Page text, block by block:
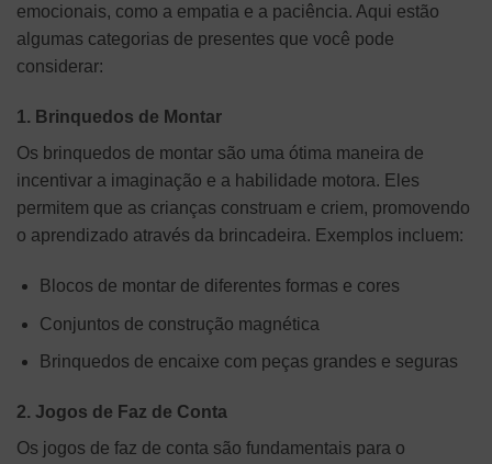
emocionais, como a empatia e a paciência. Aqui estão
algumas categorias de presentes que você pode
considerar:
1. Brinquedos de Montar
Os brinquedos de montar são uma ótima maneira de
incentivar a imaginação e a habilidade motora. Eles
permitem que as crianças construam e criem, promovendo
o aprendizado através da brincadeira. Exemplos incluem:
Blocos de montar de diferentes formas e cores
Conjuntos de construção magnética
Brinquedos de encaixe com peças grandes e seguras
2. Jogos de Faz de Conta
Os jogos de faz de conta são fundamentais para o